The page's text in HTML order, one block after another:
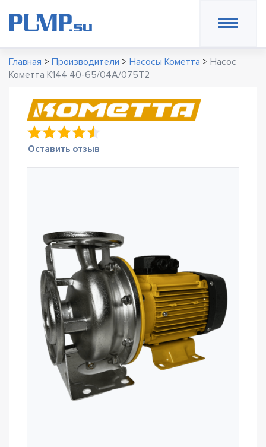
Главная > Производители > Насосы Кометта > Насос
Кометта К144 40-65/04А/075Т2
Оставить отзыв